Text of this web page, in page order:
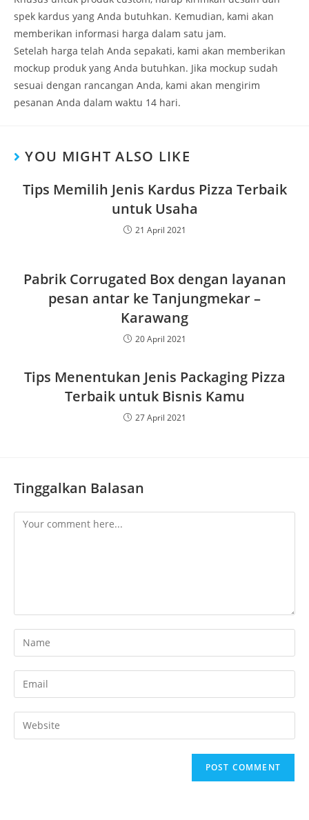
spek kardus yang Anda butuhkan. Kemudian, kami akan
memberikan informasi harga dalam satu jam.
Setelah harga telah Anda sepakati, kami akan memberikan
mockup produk yang Anda butuhkan. Jika mockup sudah
sesuai dengan rancangan Anda, kami akan mengirim
pesanan Anda dalam waktu 14 hari.
YOU MIGHT ALSO LIKE
Tips Memilih Jenis Kardus Pizza Terbaik
untuk Usaha
21 April 2021
Pabrik Corrugated Box dengan layanan
pesan antar ke Tanjungmekar –
Karawang
20 April 2021
Tips Menentukan Jenis Packaging Pizza
Terbaik untuk Bisnis Kamu
27 April 2021
Tinggalkan Balasan